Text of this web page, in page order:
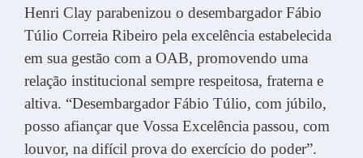
Henri Clay parabenizou o desembargador Fábio
Túlio Correia Ribeiro pela excelência estabelecida
em sua gestão com a OAB, promovendo uma
relação institucional sempre respeitosa, fraterna e
altiva. “Desembargador Fábio Túlio, com júbilo,
posso afiançar que Vossa Excelência passou, com
louvor, na difícil prova do exercício do poder”.